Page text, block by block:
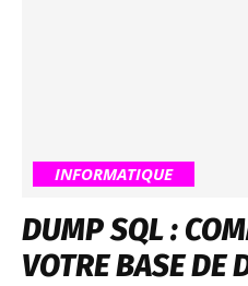
INFORMATIQUE
DUMP SQL :
VOTRE BASE DE